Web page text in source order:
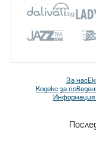
За нас
Кодекс за